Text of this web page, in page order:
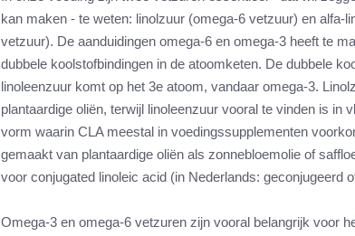
Cardiotraining
Combi van cardio en
Trainingsfouten top
Veel gestelde vragen
kan maken - te weten: linolzuur (omega-6 vetzuur) en alfa-
vetzuur). De aanduidingen omega-6 en omega-3 heeft te
dubbele koolstofbindingen in de atoomketen. De dubbele
linoleenzuur komt op het 3e atoom, vandaar omega-3.
plantaardige oliën, terwijl linoleenzuur vooral te vinden is in
vorm waarin CLA meestal in voedingssupplementen
gemaakt van plantaardige oliën als zonnebloemolie of
voor conjugated linoleic acid (in Nederlands: geconjugeerd
Omega-3 en omega-6 vetzuren zijn vooral belangrijk voor